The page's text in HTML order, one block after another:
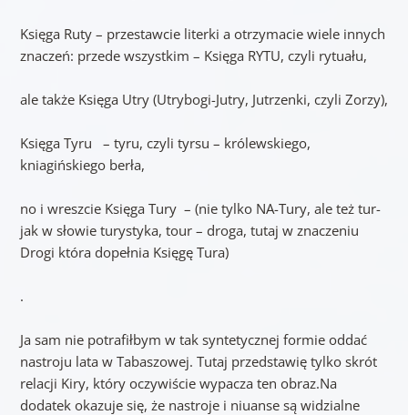
Księga Ruty – przestawcie literki a otrzymacie wiele innych
znaczeń: przede wszystkim – Księga RYTU, czyli rytuału,
ale także Księga Utry (Utrybogi-Jutry, Jutrzenki, czyli Zorzy),
Księga Tyru – tyru, czyli tyrsu – królewskiego,
kniagińskiego berła,
no i wreszcie Księga Tury – (nie tylko NA-Tury, ale też tur-
jak w słowie turystyka, tour – droga, tutaj w znaczeniu
Drogi która dopełnia Księgę Tura)
.
Ja sam nie potrafiłbym w tak syntetycznej formie oddać
nastroju lata w Tabaszowej. Tutaj przedstawię tylko skrót
relacji Kiry, który oczywiście wypacza ten obraz.Na
dodatek okazuje się, że nastroje i niuanse są widzialne